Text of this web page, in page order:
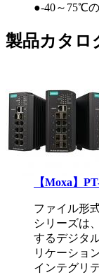
●-40～75℃
製品カタロ
【Moxa】
ファイル形
シリーズは
するデジタ
リケーショ
インテグリ